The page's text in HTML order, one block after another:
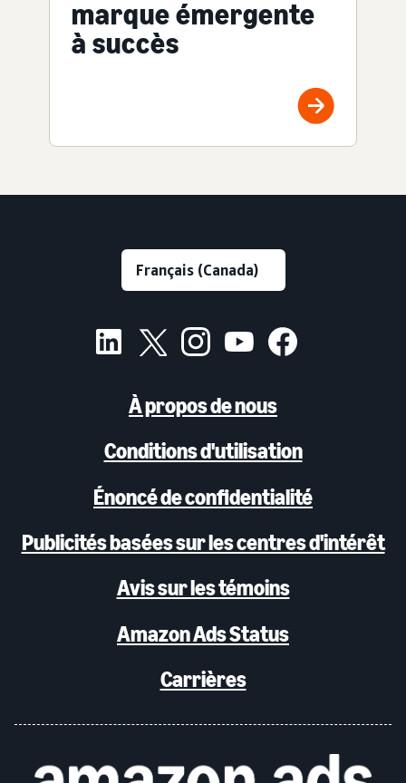
marque émergente
à succès
À propos de nous
Conditions d'utilisation
Énoncé de confidentialité
Publicités basées sur les centres d'intérêt
Avis sur les témoins
Amazon Ads Status
Carrières